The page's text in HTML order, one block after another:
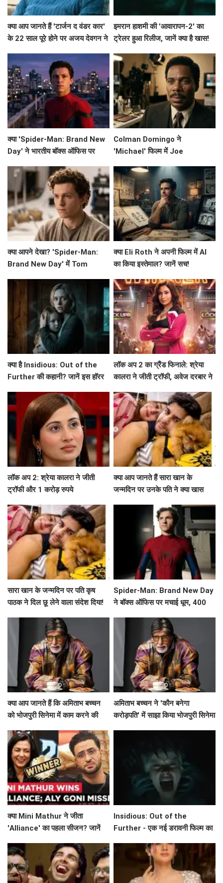
क्या आप जानते हैं 'टार्जन द वंडर कार'
के 22 साल पूरे होने पर अजय देवगन ने
इमरान हाशमी की 'आवारापन-2' का
ट्रेलर हुआ रिलीज, जानें क्या है खास!
क्या 'Spider-Man: Brand New
Day' ने भारतीय बॉक्स ऑफिस पर
Colman Domingo ने
'Michael' फिल्म में Joe
की कड़ी मेहनत
क्या आपने देखा? 'Spider-Man:
Brand New Day' में Tom
क्या Eli Roth ने अपनी फिल्म में AI
का किया इस्तेमाल? जानें सच!
क्या है Insidious: Out of the
Further की कहानी? जानें इस हॉरर
लॉक अप 2 का ग्रैंड फिनाले: श्रेया
कालरा ने जीती ट्रॉफी, अवेज दरबार ने
लॉक अप 2: श्रेया कालरा ने जीती
ट्रॉफी और 1 करोड़ रुपये
क्या आप जानते हैं सारा खान के
जन्मदिन पर उनके पति ने क्या खास
सारा खान के जन्मदिन पर पति कृष
पाठक ने दिल छू लेने वाला संदेश दिया!
Spider-Man: Brand New Day
ने बॉक्स ऑफिस पर मचाई धूम, 400
क्या आप जानते हैं कि अमिताभ बच्चन
को भोजपुरी सिनेमा में काम करने की
अमिताभ बच्चन ने 'कौन बनेगा
करोड़पति' में साझा किया भोजपुरी सिनेमा
क्या Mini Mathur ने जीता
'Alliance' का पहला सीजन? जानें
Insidious: Out of the
Further - एक नई डरावनी फिल्म का